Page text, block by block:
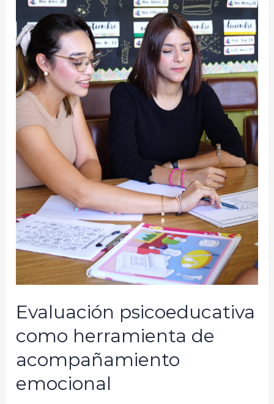
Evaluación psicoeducativa
como herramienta de
acompañamiento
emocional